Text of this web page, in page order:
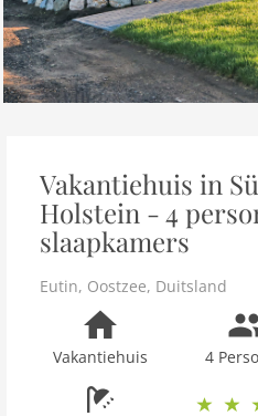
Vakantiehuis in
Holstein - 4
slaapkamers
Eutin, Oostzee, Duitsland
Vakantiehuis 4